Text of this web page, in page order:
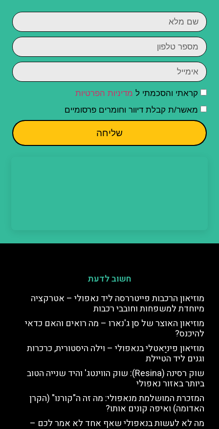
קראתי והסכמתי ל מדיניות הפרטיות
מאשר/ת קבלת דיוור וחומרים פרסומיים
שליחה
חשוב לדעת
מוזיאון הרכבות פייטררסה ליד נאפולי – אטרקציה
מיוחדת למשפחות וחובבי רכבות
מוזיאון האוצר של סן ג'נארו – מה רואים והאם כדאי
להיכנס?
מוזיאון פיניַאטלי בנאפולי – וילה היסטורית, כרכרות
וגנים ליד הטיילת
שוק רסינה (Resina): שוק הווינטג' והיד שנייה הטוב
ביותר באזור נאפולי
המזכרת המושלמת מנאפולי: מה זה ה"קורנו" (הקרן
האדומה) ואיפה קונים אותו?
מה לא לעשות בנאפולי שאף אחד לא אמר לכם –